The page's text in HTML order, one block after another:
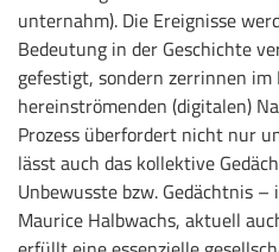
unternahm). Die Ereignisse
Bedeutung in der Geschichte
gefestigt, sondern zerrinnen im
hereinströmenden (digitalen)
Prozess überfordert nicht nur
lässt auch das kollektive
Unbewusste bzw. Gedächtnis –
Maurice Halbwachs, aktuell